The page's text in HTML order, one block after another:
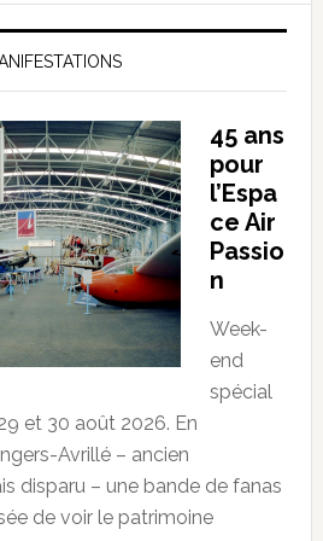
45 ans
pour
l’Espa
ce Air
Passio
n
Week-
end
spécial
et 30 août 2026. En
Avrillé – ancien
disparu – une bande de fanas
de voir le patrimoine